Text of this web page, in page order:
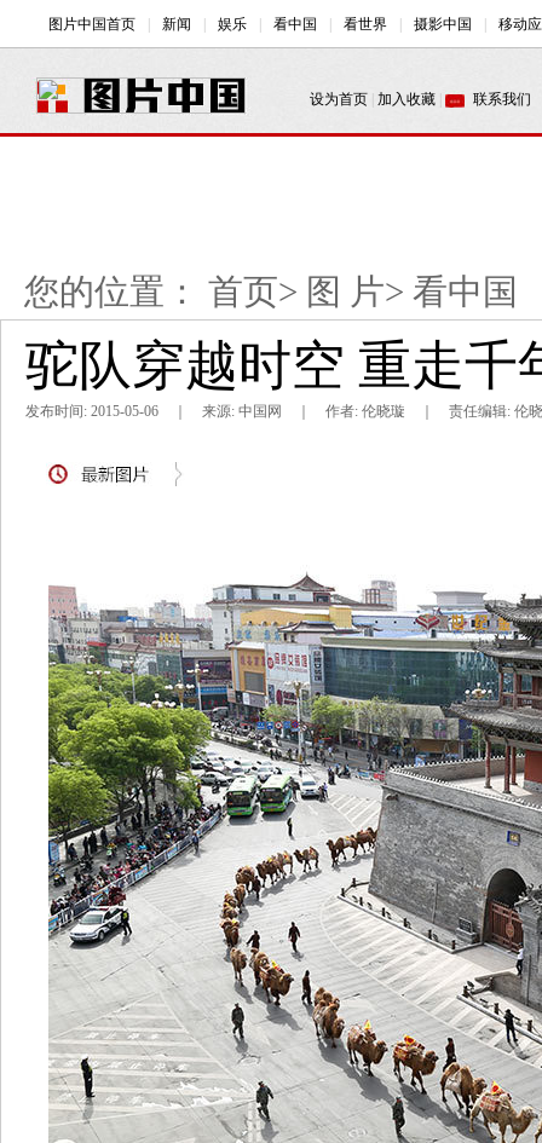
您的位置： 首页> 图 片> 看中国
驼队穿越时空 重走千
发布时间: 2015-05-06 ｜ 来源: 中国网 ｜ 作者: 伦晓璇 ｜ 责任编辑: 伦